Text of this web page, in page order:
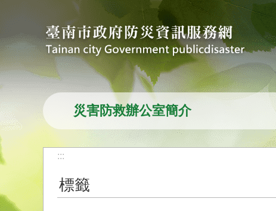
跳到主要內容區塊
災害防救辦公室簡介
:::
標籤